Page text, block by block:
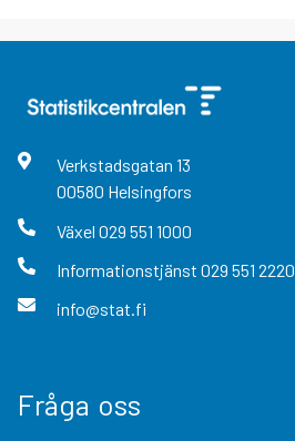
Verkstadsgatan 13
00580 Helsingfors
Växel 029 551 1000
Informationstjänst 029 551 2220
info@stat.fi
Fråga oss